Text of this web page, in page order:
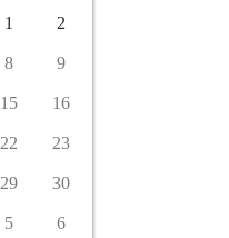
1 2
8 9
15 16
22 23
29 30
5 6